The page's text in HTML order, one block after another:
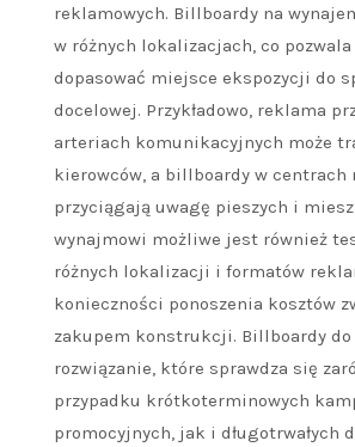
reklamowych. Billboardy na
w różnych lokalizacjach, co
dopasować miejsce ekspozycji do
docelowej. Przykładowo, reklama
arteriach komunikacyjnych może
kierowców, a billboardy w centrach
przyciągają uwagę pieszych i
wynajmowi możliwe jest również
różnych lokalizacji i formatów
konieczności ponoszenia kosztów
zakupem konstrukcji. Billboardy do
rozwiązanie, które sprawdza się
przypadku krótkoterminowych
promocyjnych, jak i długotrwałych